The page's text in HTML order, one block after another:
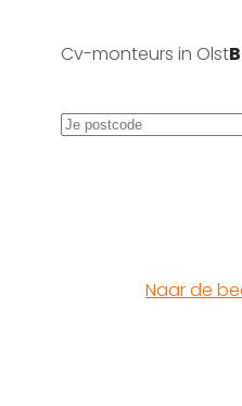
Cv-monteurs in Olst
Naar de